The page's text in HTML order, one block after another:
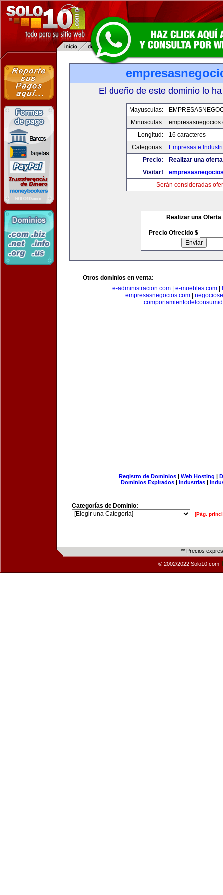
El dueño de este dominio lo
Mayusculas:
Minusculas:
Longitud:
16 caracteres
Categorias:
Empresas e
Precio:
Realizar una
Visitar!
Serán consideradas
Realizar una Oferta
Precio Ofrecido $
Otros dominios en venta:
e-administracion.com| e-muebles.com|
empresasnegocios.com|
Registro de Dominios| Web Hosting |
Dominios Expirados | Industrias |
Categorías de Dominio:
[Pág.
** Precios
© 2002/2022 Solo10.com